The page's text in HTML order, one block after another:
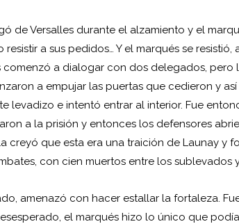
de Versalles durante el alzamiento y el
resistir a sus pedidos… Y el marqués se
comenzó a dialogar con dos delegados,
a empujar las puertas que cedieron y
levadizo e intentó entrar al interior. Fue
a la prisión y entonces los defensores
creyó que esta era una traición de Launay y
con cien muertos entre los sublevados
amenazó con hacer estallar la fortaleza.
el marqués hizo lo único que